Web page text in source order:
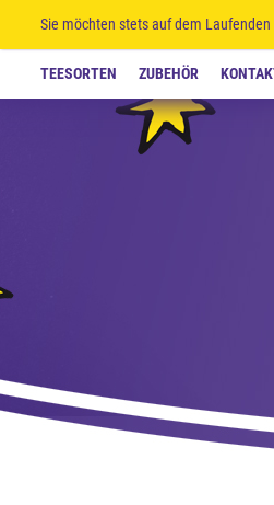
Sie möchten stets auf dem
TEESORTEN ZUBEHÖR